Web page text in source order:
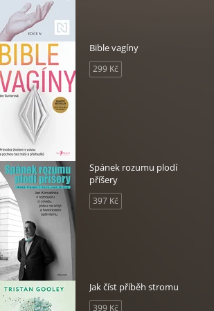
Bible vagíny
299 Kč
Spánek rozumu plodí
příšery
397 Kč
Jak číst příběh stromu
399 Kč